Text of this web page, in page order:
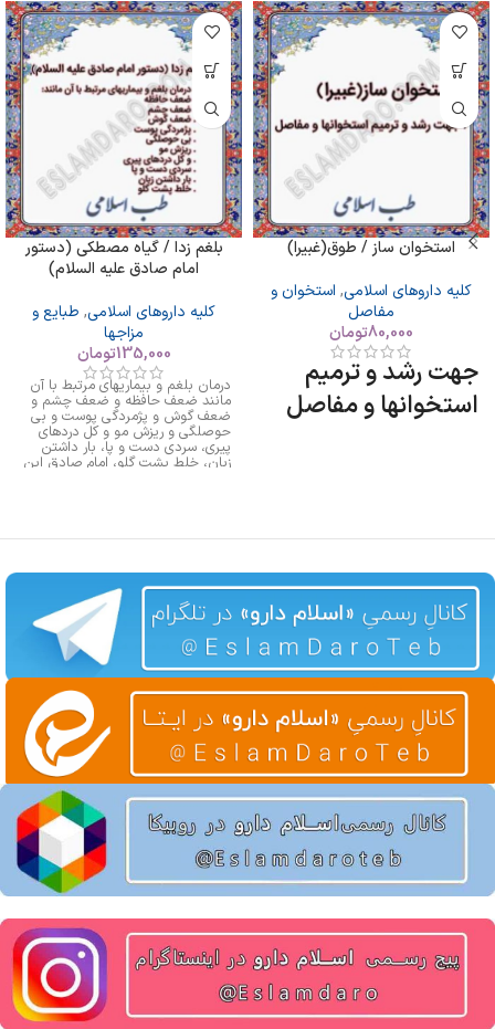
استخوان ساز / طوق(غبیرا)
کلیه داروهای اسلامی, استخوان و
مفاصل
80,000تومان
جهت رشد و ترمیم
استخوانها و مفاصل
بلغم زدا / گیاه مصطکی (دستور
امام صادق علیه السلام)
کلیه داروهای اسلامی, طبایع و
مزاجها
135,000تومان
درمان بلغم و بیماریهای مرتبط با آن
مانند ضعف حافظه و ضعف چشم و
ضعف گوش و پژمردگی پوست و بی
حوصلگی و ریزش مو و کل دردهای
پیری، سردی دست و پا، بار داشتن
زبان، خلط پشت گلو، امام صادق این